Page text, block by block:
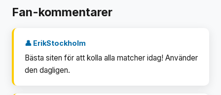
Fan-kommentarer
👤 ErikStockholm
Bästa siten för att kolla alla matcher idag! Använder
den dagligen.